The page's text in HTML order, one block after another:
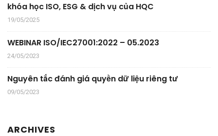
khóa học ISO, ESG & dịch vụ của HQC
19/05/2025
WEBINAR ISO/IEC27001:2022 – 05.2023
24/05/2023
Nguyên tắc đánh giá quyền dữ liệu riêng tư
09/05/2023
ARCHIVES